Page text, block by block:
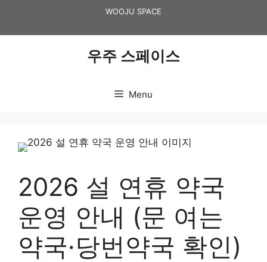
content
WOOJU SPACE
우주 스페이스
Menu
2026 설 연휴 약국
운영 안내 (문 여는
약국·당번약국 확인)